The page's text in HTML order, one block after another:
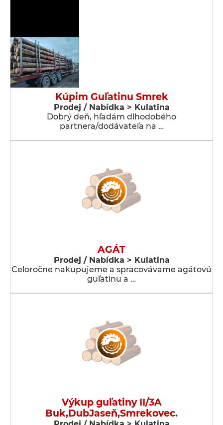
Kúpim Guľatinu Smrek
Prodej / Nabídka > Kulatina
Dobrý deň, hľadám dlhodobého
partnera/dodávateľa na …
AGÁT
Prodej / Nabídka > Kulatina
Celoročne nakupujeme a spracovávame agátovú
guľatinu a …
Výkup guľatiny II/3A
Buk,DubJaseň,Smrekovec.